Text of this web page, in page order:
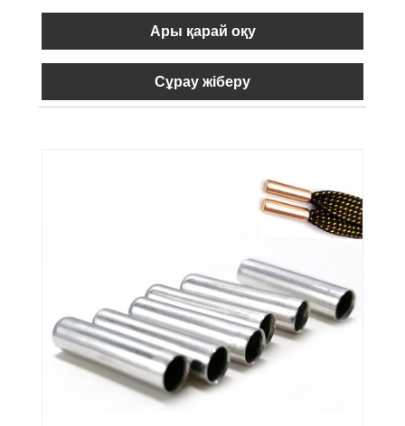
Ары қарай оқу
Сұрау жіберу